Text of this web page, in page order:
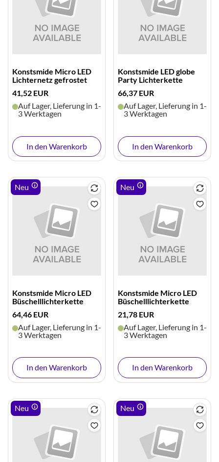
Konstsmide Micro LED
Lichternetz gefrostet
41,52 EUR
Auf Lager, Lieferung in 1-
3 Werktagen
In den Warenkorb
Konstsmide LED globe
Party Lichterkette
66,37 EUR
Auf Lager, Lieferung in 1-
3 Werktagen
In den Warenkorb
Konstsmide Micro LED
Büschelllichterkette
64,46 EUR
Auf Lager, Lieferung in 1-
3 Werktagen
In den Warenkorb
Neu
Konstsmide Micro LED
Büschelllichterkette
21,78 EUR
Auf Lager, Lieferung in 1-
3 Werktagen
In den Warenkorb
Neu
Neu Neu